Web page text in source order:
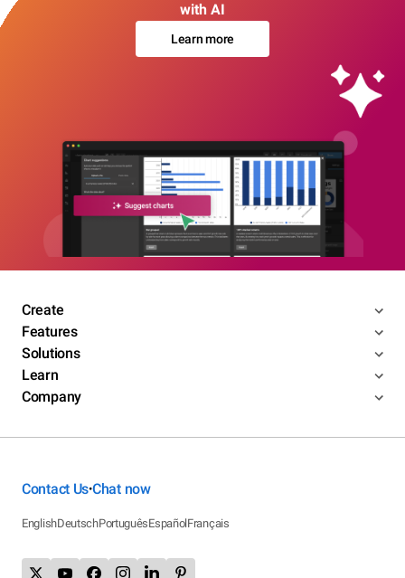
with AI
Learn more
Create
Features
Solutions
Learn
Company
Contact Us•Chat now
EnglishDeutschPortuguêsEspañolFrançais